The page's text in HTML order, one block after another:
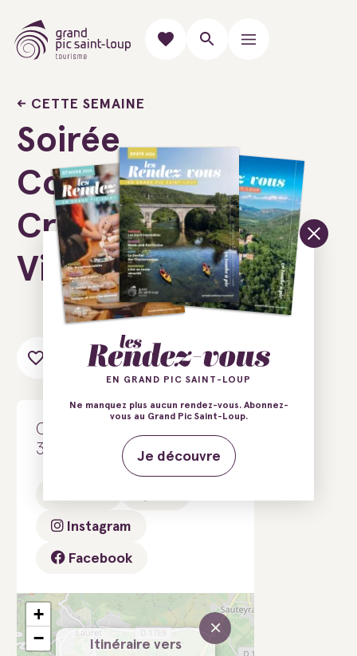
CETTE SEMAINE
Soirée
Coquillages,
Crustacés &
Vins
Ajouter au carnet de voyage
Château Lancyre
34270 Valflaunès
Instagram
Facebook
Itinéraire vers
×
+
−
EN GRAND PIC SAINT-LOUP
Ne manquez plus aucun rendez-vous. Abonnez-
vous au Grand Pic Saint-Loup.
Je découvre